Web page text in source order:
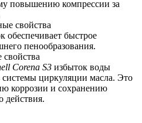
повышению компрессии за
свойства
обеспечивает быстрое
пенообразования.
Corena S3 избыток воды
системы циркуляции масла. Это
коррозии и сохранению
действия.